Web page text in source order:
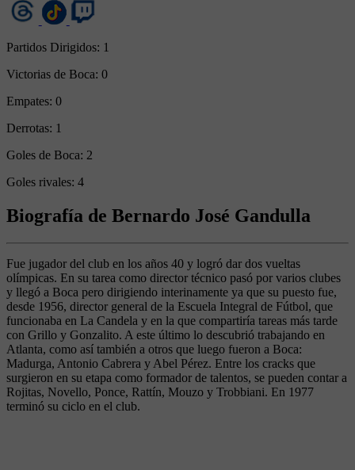
Partidos Dirigidos: 1
Victorias de Boca: 0
Empates: 0
Derrotas: 1
Goles de Boca: 2
Goles rivales: 4
Biografía de Bernardo José Gandulla
Fue jugador del club en los años 40 y logró dar dos vueltas
olímpicas. En su tarea como director técnico pasó por varios clubes
y llegó a Boca pero dirigiendo interinamente ya que su puesto fue,
desde 1956, director general de la Escuela Integral de Fútbol, que
funcionaba en La Candela y en la que compartiría tareas más tarde
con Grillo y Gonzalito. A este último lo descubrió trabajando en
Atlanta, como así también a otros que luego fueron a Boca:
Madurga, Antonio Cabrera y Abel Pérez. Entre los cracks que
surgieron en su etapa como formador de talentos, se pueden contar a
Rojitas, Novello, Ponce, Rattín, Mouzo y Trobbiani. En 1977
terminó su ciclo en el club.